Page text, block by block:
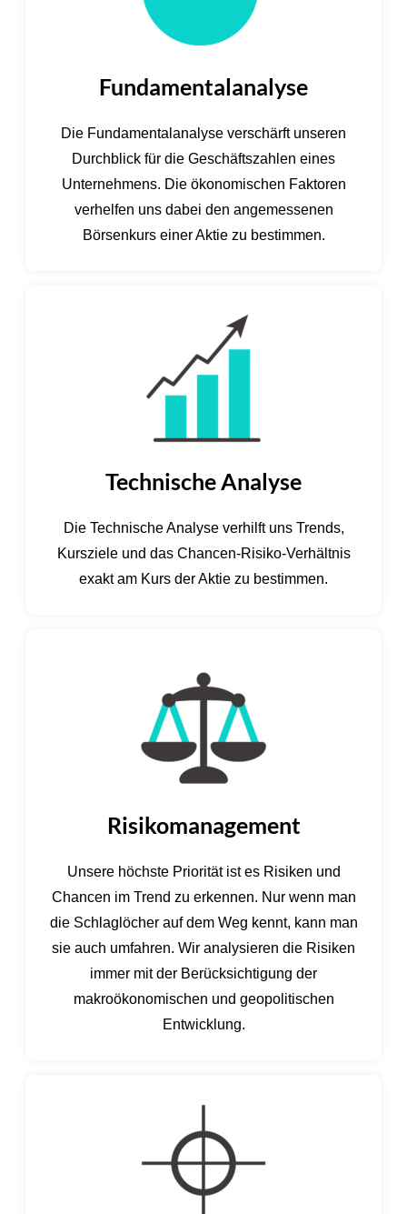
Fundamentalanalyse
Die Fundamentalanalyse verschärft unseren
Durchblick für die Geschäftszahlen eines
Unternehmens. Die ökonomischen Faktoren
verhelfen uns dabei den angemessenen
Börsenkurs einer Aktie zu bestimmen.
Technische Analyse
Die Technische Analyse verhilft uns Trends,
Kursziele und das Chancen-Risiko-Verhältnis
exakt am Kurs der Aktie zu bestimmen.
Risikomanagement
Unsere höchste Priorität ist es Risiken und
Chancen im Trend zu erkennen. Nur wenn man
die Schlaglöcher auf dem Weg kennt, kann man
sie auch umfahren. Wir analysieren die Risiken
immer mit der Berücksichtigung der
makroökonomischen und geopolitischen
Entwicklung.